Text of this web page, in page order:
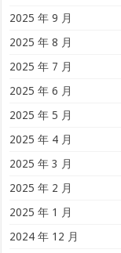
2025 年 9 月
2025 年 8 月
2025 年 7 月
2025 年 6 月
2025 年 5 月
2025 年 4 月
2025 年 3 月
2025 年 2 月
2025 年 1 月
2024 年 12 月